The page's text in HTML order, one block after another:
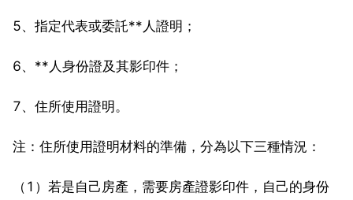
5、指定代表或委託**人證明；
6、**人身份證及其影印件；
7、住所使用證明。
注：住所使用證明材料的準備，分為以下三種情況：
（1）若是自己房產，需要房產證影印件，自己的身份